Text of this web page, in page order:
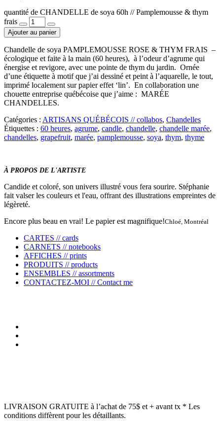
quantité de CHANDELLE de soya 60h // Pamplemousse & thym
frais
Ajouter au panier
Chandelle de soya PAMPLEMOUSSE ROSE & THYM FRAIS –
écologique et faite à la main (60 heures), à l’odeur d’agrume qui
énergise et revigore, avec une pointe de thym du jardin. Ornée
d’une étiquette à motif que j’ai dessiné et peint à l’aquarelle, le tout,
imprimé localement sur papier effet ‘lin’. En collaboration une
chouette entreprise québécoise que j’aime : MARÉE
CHANDELLES.
Catégories : ARTISANS QUÉBÉCOIS // collabos, Chandelles
Étiquettes : 60 heures, agrume, candle, chandelle, chandelle marée,
chandelles, grapefruit, marée, pamplemousse, soya, thym, thyme
À PROPOS DE L'ARTISTE
Candide et coloré, son univers illustré vous fera sourire. Stéphanie
fait valser les couleurs et l'eau, offrant des illustrations empreintes de
légèreté.
Encore plus beau en vrai! Le papier est magnifique!Chloé, Montréal
CARTES // cards
CARNETS // notebooks
AFFICHES // prints
PRODUITS // products
ENSEMBLES // assortments
CONTACTEZ-MOI // Contact me
LIVRAISON GRATUITE à l’achat de 75$ et + avant tx * Les
conditions diffèrent pour les détaillants.